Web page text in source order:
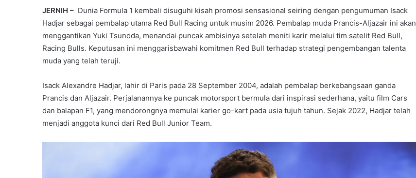
JERNIH – Dunia Formula 1 kembali disuguhi kisah promosi sensasional seiring dengan pengumuman Isack
Hadjar sebagai pembalap utama Red Bull Racing untuk musim 2026. Pembalap muda Prancis-Aljazair ini akan
menggantikan Yuki Tsunoda, menandai puncak ambisinya setelah meniti karir melalui tim satelit Red Bull,
Racing Bulls. Keputusan ini menggarisbawahi komitmen Red Bull terhadap strategi pengembangan talenta
muda yang telah teruji.
Isack Alexandre Hadjar, lahir di Paris pada 28 September 2004, adalah pembalap berkebangsaan ganda
Prancis dan Aljazair. Perjalanannya ke puncak motorsport bermula dari inspirasi sederhana, yaitu film Cars
dan balapan F1, yang mendorongnya memulai karier go-kart pada usia tujuh tahun. Sejak 2022, Hadjar telah
menjadi anggota kunci dari Red Bull Junior Team.